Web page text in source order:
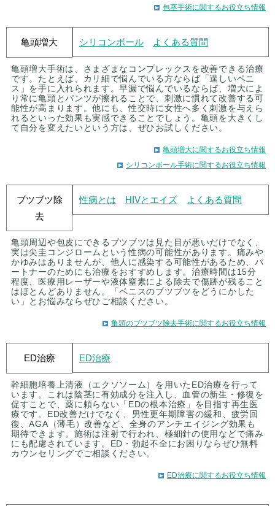
包茎手術に関するお役立ち情報
亀頭増大 シリコンボール よくある質問
亀頭増大手術は、さまざまなコンプレックスを改善できる治療
です。たとえば、カリ細で悩んでいる方ならば「逞しいペニ
ス」を手に入れられます。早漏で悩んでいるならば、増大によ
り常に亀頭とパンツが擦れることで、刺激に慣れて改善する可
能性が高まります。他にも、性交時に女性へ多く刺激を与えら
れるといった効果も実感できることでしょう。亀頭を大きくし
て自分を変えたいという方は、ぜひお試しください。
亀頭増大に関するお役立ち情報
シリコンボール手術に関するお役立ち情報
ブツブツ除
去
性病とは HIVとエイズ よくある質問
亀頭周辺や包皮にできるブツブツは見た目が悪いだけでなく、
実は尖圭コンジロームという性病の可能性があります。痛みや
かゆみはありませんが、他人に感染する可能性があるため、パ
ートナーのためにも治療をおすすめします。治療時間は15分
程度、医療用レーザーや液体窒素による除去で傷跡が残ること
はほとんどありません。「ペニスのブツブツをどうにかした
い」とお悩みならぜひご相談ください。
亀頭のブツブツ除去手術に関するお役立ち情報
ED治療 ED治療
幹細胞培養上清液（エクソソーム）を用いたED治療を行って
います。これは陰茎に有効成分を注入し、血管の新生・修復を
促すことで、薬に頼らない「EDの根本治療」を目指す再生医
療です。ED改善だけでなく、男性更年期障害の緩和、疲労回
復、AGA（薄毛）改善など、全身のアンチエイジング効果も
期待できます。施術は注射で行われ、極細針の使用などで痛み
にも配慮されています。ED・勃起不全にお困りならぜひ無料
カウンセリングでご相談ください。
ED治療に関するお役立ち情報